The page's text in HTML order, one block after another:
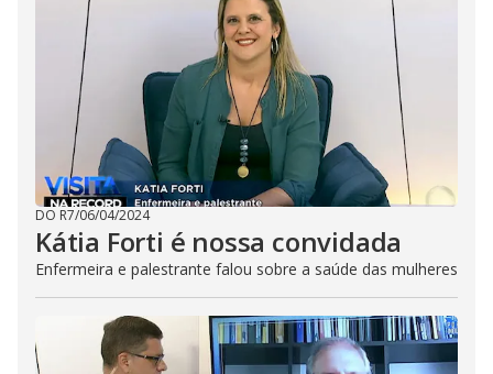
DO R7/06/04/2024
Kátia Forti é nossa convidada
Enfermeira e palestrante falou sobre a saúde das mulheres